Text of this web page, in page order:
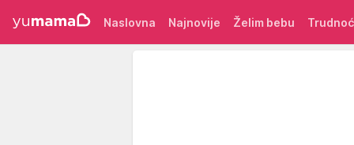
Naslovna Najnovije Želim bebu